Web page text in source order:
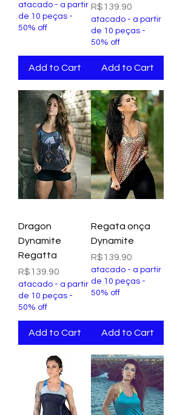
atacado - a partir
de 10 peças -
50% off
Add to Cart
Price
R$139.90
atacado - a partir
de 10 peças -
50% off
Add to Cart
Dragon
Dynamite
Regatta
Price
R$139.90
atacado - a partir
de 10 peças -
50% off
Add to Cart
Regata onça
Dynamite
Price
R$139.90
atacado - a partir
de 10 peças -
50% off
Add to Cart